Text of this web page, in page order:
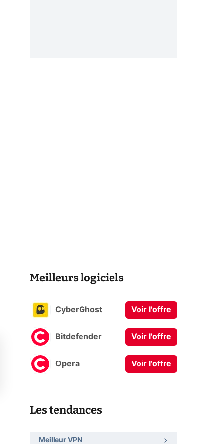
Meilleurs logiciels
CyberGhost Voir l'offre
Bitdefender Voir l'offre
Opera Voir l'offre
Les tendances
Meilleur VPN